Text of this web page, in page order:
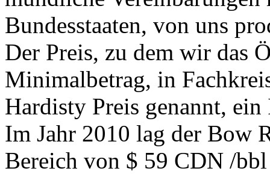
Bundesstaaten, von uns
Der Preis, zu dem wir das
Minimalbetrag, in
Hardisty Preis genannt,
Im Jahr 2010 lag der Bow
Bereich von $ 59 CDN /